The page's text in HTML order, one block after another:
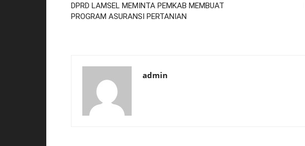
DPRD LAMSEL MEMINTA PEMKAB MEMBUAT
PROGRAM ASURANSI PERTANIAN
admin